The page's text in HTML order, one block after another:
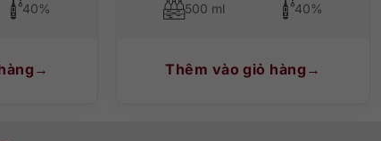
40% 500 ml 40%
Thêm vào giỏ hàng